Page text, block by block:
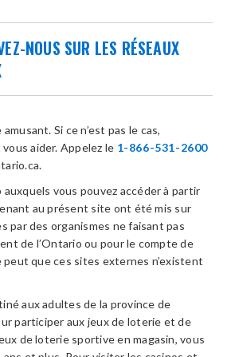
NOUS SUR LES RÉSEAUX
Si ce n’est pas le cas,
aider. Appelez le 1-866-531-2600
vous pouvez accéder à partir
au présent site ont été mis sur
par des organismes ne faisant pas
de l’Ontario ou pour le compte de
peut que ces sites externes n’existent
aux adultes de la province de
participer aux jeux de loterie et de
de loterie sportive en magasin, vous